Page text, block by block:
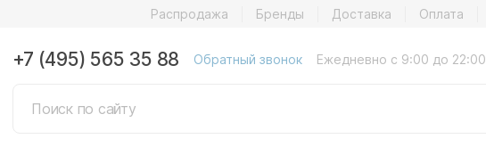
Распродажа Бренды Доставка Оплата
+7 (495) 565 35 88 Обратный звонок Ежедневно с 9:00 до 22:00